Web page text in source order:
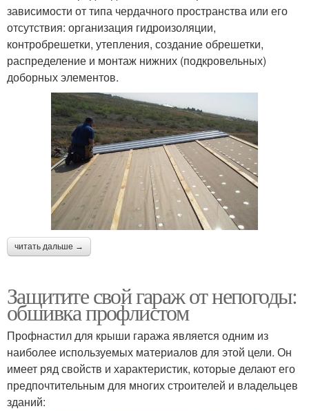
зависимости от типа чердачного пространства или его
отсутствия: организация гидроизоляции,
контробрешетки, утепления, создание обрешетки,
распределение и монтаж нижних (подкровельных)
доборных элементов.
читать дальше →
Защитите свой гараж от непогоды:
обшивка профлистом
Профнастил для крыши гаража является одним из
наиболее используемых материалов для этой цели. Он
имеет ряд свойств и характеристик, которые делают его
предпочтительным для многих строителей и владельцев
зданий: